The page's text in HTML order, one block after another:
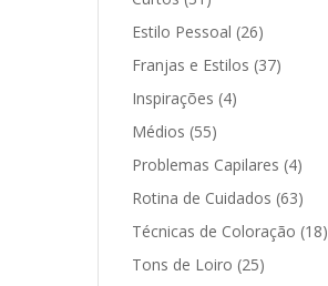
Estilo Pessoal (26)
Franjas e Estilos (37)
Inspirações (4)
Médios (55)
Problemas Capilares (4)
Rotina de Cuidados (63)
Técnicas de Coloração (18)
Tons de Loiro (25)